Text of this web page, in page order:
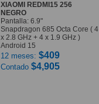
XIAOMI REDMI15 256
NEGRO
Pantalla: 6.9"
Snapdragon 685 Octa Core ( 4
x 2.8 GHz + 4 x 1.9 GHz )
Android 15
12 meses: $409
Contado $4,905